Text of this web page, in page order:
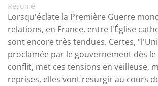
Résumé
Lorsqu'éclate la Première Guerre
relations, en France, entre l'Église
sont encore très tendues. Certes,
proclamée par le gouvernement dès
conflit, met ces tensions en veilleuse,
reprises, elles vont resurgir au cours